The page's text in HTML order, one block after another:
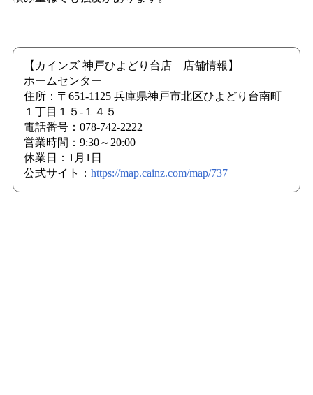
【カインズ 神戸ひよどり台店 店舗情報】
ホームセンター
住所：〒651-1125 兵庫県神戸市北区ひよどり台南町
１丁目１５-１４５
電話番号：078-742-2222
営業時間：9:30～20:00
休業日：1月1日
公式サイト： https://map.cainz.com/map/737